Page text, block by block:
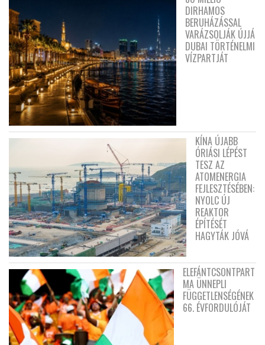
DIRHAMOS
BERUHÁZÁSSAL
VARÁZSOLJÁK ÚJJÁ
DUBAI TÖRTÉNELMI
VÍZPARTJÁT
KÍNA ÚJABB
ÓRIÁSI LÉPÉST
TESZ AZ
ATOMENERGIA
FEJLESZTÉSÉBEN:
NYOLC ÚJ
REAKTOR
ÉPÍTÉSÉT
HAGYTÁK JÓVÁ
ELEFÁNTCSONTPART
MA ÜNNEPLI
FÜGGETLENSÉGÉNEK
66. ÉVFORDULÓJÁT